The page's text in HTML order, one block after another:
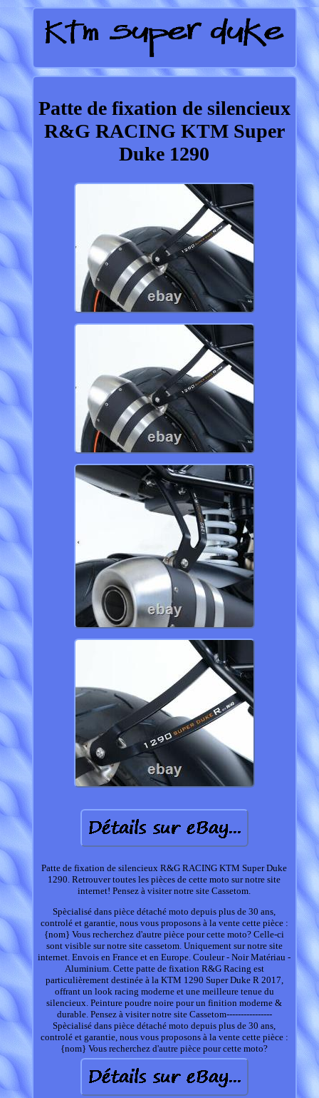
Patte de fixation de silencieux
R&G RACING KTM Super
Duke 1290
Patte de fixation de silencieux R&G RACING KTM Super Duke
1290. Retrouver toutes les pièces de cette moto sur notre site
internet! Pensez à visiter notre site Cassetom.
Spècialisé dans pièce détaché moto depuis plus de 30 ans,
controlé et garantie, nous vous proposons à la vente cette pièce :
{nom} Vous recherchez d'autre pièce pour cette moto? Celle-ci
sont visible sur notre site cassetom. Uniquement sur notre site
internet. Envois en France et en Europe. Couleur - Noir Matériau -
Aluminium. Cette patte de fixation R&G Racing est
particulièrement destinée à la KTM 1290 Super Duke R 2017,
offrant un look racing moderne et une meilleure tenue du
silencieux. Peinture poudre noire pour un finition moderne &
durable. Pensez à visiter notre site Cassetom----------------
Spècialisé dans pièce détaché moto depuis plus de 30 ans,
controlé et garantie, nous vous proposons à la vente cette pièce :
{nom} Vous recherchez d'autre pièce pour cette moto?